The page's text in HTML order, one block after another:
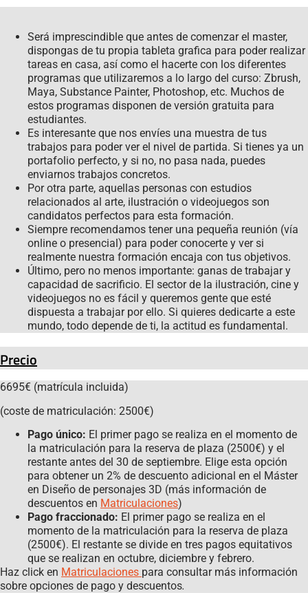
Será imprescindible que antes de comenzar el master,
dispongas de tu propia tableta grafica para poder realizar
tareas en casa, así como el hacerte con los diferentes
programas que utilizaremos a lo largo del curso: Zbrush,
Maya, Substance Painter, Photoshop, etc. Muchos de
estos programas disponen de versión gratuita para
estudiantes.
Es interesante que nos envíes una muestra de tus
trabajos para poder ver el nivel de partida. Si tienes ya un
portafolio perfecto, y si no, no pasa nada, puedes
enviarnos trabajos concretos.
Por otra parte, aquellas personas con estudios
relacionados al arte, ilustración o videojuegos son
candidatos perfectos para esta formación.
Siempre recomendamos tener una pequeña reunión (vía
online o presencial) para poder conocerte y ver si
realmente nuestra formación encaja con tus objetivos.
Último, pero no menos importante: ganas de trabajar y
capacidad de sacrificio. El sector de la ilustración, cine y
videojuegos no es fácil y queremos gente que esté
dispuesta a trabajar por ello. Si quieres dedicarte a este
mundo, todo depende de ti, la actitud es fundamental.
Precio
6695€ (matrícula incluida)
(coste de matriculación: 2500€)
Pago único: El primer pago se realiza en el momento de
la matriculación para la reserva de plaza (2500€) y el
restante antes del 30 de septiembre. Elige esta opción
para obtener un 2% de descuento adicional en el Máster
en Diseño de personajes 3D (más información de
descuentos en Matriculaciones)
Pago fraccionado: El primer pago se realiza en el
momento de la matriculación para la reserva de plaza
(2500€). El restante se divide en tres pagos equitativos
que se realizan en octubre, diciembre y febrero.
Haz click en Matriculaciones para consultar más información
sobre opciones de pago y descuentos.